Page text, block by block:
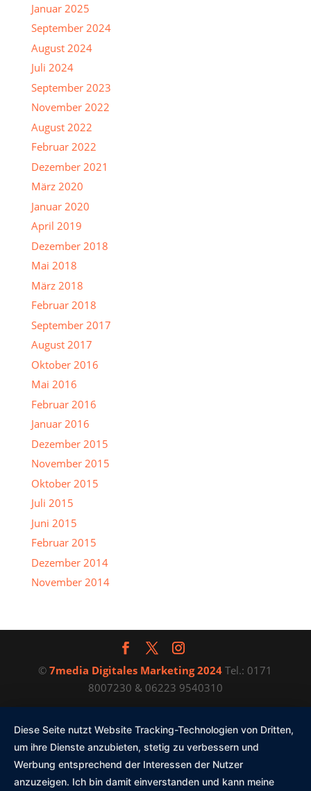
Januar 2025
September 2024
August 2024
Juli 2024
September 2023
November 2022
August 2022
Februar 2022
Dezember 2021
März 2020
Januar 2020
April 2019
Dezember 2018
Mai 2018
März 2018
Februar 2018
September 2017
August 2017
Oktober 2016
Mai 2016
Februar 2016
Januar 2016
Dezember 2015
November 2015
Oktober 2015
Juli 2015
Juni 2015
Februar 2015
Dezember 2014
November 2014
©7media Digitales Marketing 2024 Tel.: 0171
8007230 & 06223 9540310
Diese Seite nutzt Website Tracking-Technologien von Dritten,
um ihre Dienste anzubieten, stetig zu verbessern und
Werbung entsprechend der Interessen der Nutzer
anzuzeigen. Ich bin damit einverstanden und kann meine